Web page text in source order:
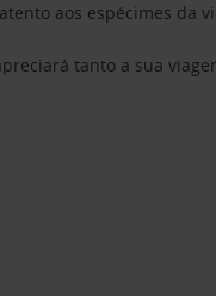
aos espécimes da
tanto a sua